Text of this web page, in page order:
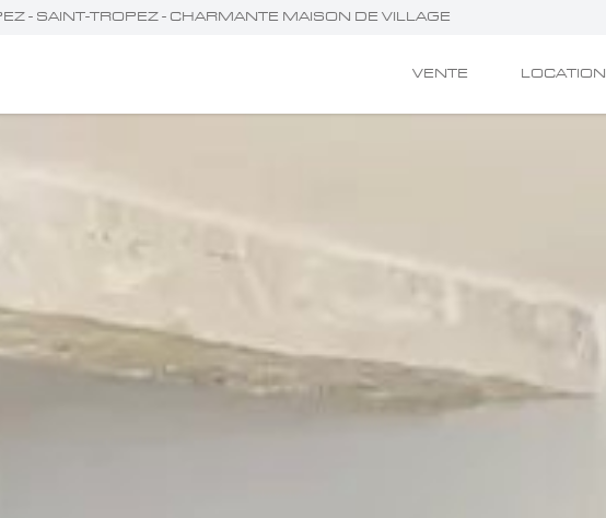
- SAINT-TROPEZ - CHARMANTE MAISON DE VILLAGE
VENTE LOCATION